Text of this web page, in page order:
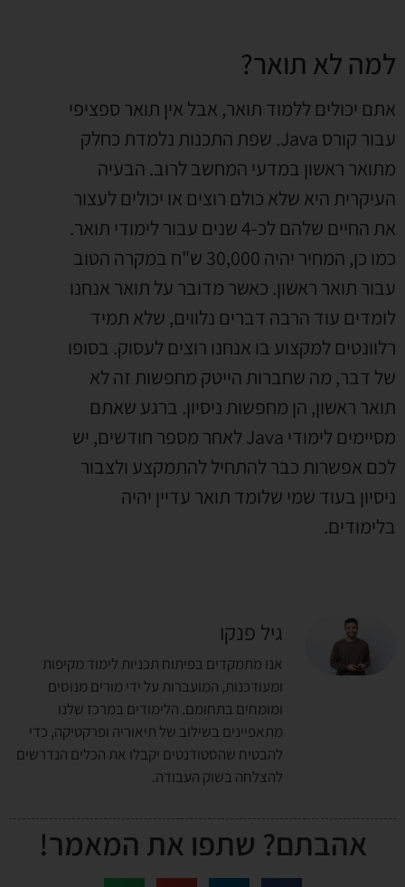
למה לא תואר?
אתם יכולים ללמוד תואר, אבל אין תואר ספציפי
עבור קורס Java. שפת התכנות נלמדת כחלק
מתואר ראשון במדעי המחשב לרוב. הבעיה
העיקרית היא שלא כולם רוצים או יכולים לעצור
את החיים שלהם לכ-4 שנים עבור לימודי תואר.
כמו כן, המחיר יהיה 30,000 ש"ח במקרה הטוב
עבור תואר ראשון. כאשר מדובר על תואר אנחנו
לומדים עוד הרבה דברים נלווים, שלא תמיד
רלוונטים למקצוע בו אנחנו רוצים לעסוק. בסופו
של דבר, מה שחברות הייטק מחפשות זה לא
תואר ראשון, הן מחפשות ניסיון. ברגע שאתם
מסיימים לימודי Java לאחר מספר חודשים, יש
לכם אפשרות כבר להתחיל להתמקצע ולצבור
ניסיון בעוד שמי שלומד תואר עדיין יהיה
בלימודים.
גיל פנקו
אנו מתמקדים בפיתוח תכניות לימוד מקיפות
ומעודכנות, המועברות על ידי מורים מנוסים
ומומחים בתחומם. הלימודים במרכז שלנו
מתאפיינים בשילוב של תיאוריה ופרקטיקה, כדי
להבטיח שהסטודנטים יקבלו את הכלים הנדרשים
להצלחה בשוק העבודה.
אהבתם? שתפו את המאמר!